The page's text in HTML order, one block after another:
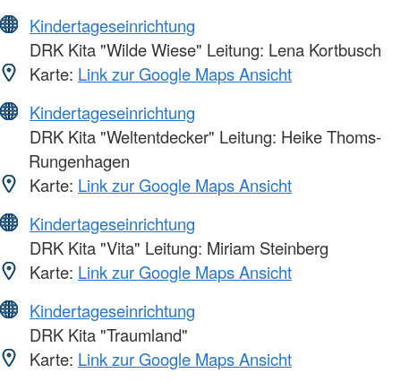
Kindertageseinrichtung
DRK Kita "Wilde Wiese" Leitung: Lena Kortbusch
Karte: Link zur Google Maps Ansicht
Kindertageseinrichtung
DRK Kita "Weltentdecker" Leitung: Heike Thoms-
Rungenhagen
Karte: Link zur Google Maps Ansicht
Kindertageseinrichtung
DRK Kita "Vita" Leitung: Miriam Steinberg
Karte: Link zur Google Maps Ansicht
Kindertageseinrichtung
DRK Kita "Traumland"
Karte: Link zur Google Maps Ansicht